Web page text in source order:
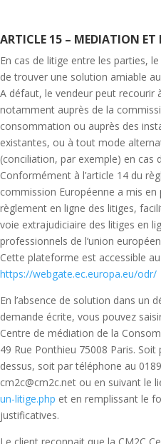
ARTICLE 15 – MEDIATION ET
En cas de litige entre les parties,
de trouver une solution amiable
A défaut, le vendeur peut recourir
notamment auprès de la
consommation ou auprès des
existantes, ou à tout mode
(conciliation, par exemple) en cas
Conformément à l’article 14 du
commission Européenne a mis
règlement en ligne des litiges,
voie extrajudiciaire des litiges en
professionnels de l’union
Cette plateforme est accessible
https://webgate.ec.europa.eu/odr/
En l’absence de solution dans un
demande écrite, vous pouvez
Centre de médiation de la
49 Rue Ponthieu 75008 Paris. Soit
dessus, soit par téléphone au
cm2c@cm2c.net ou en suivant le
un-litige.php et en remplissant le
justificatives.